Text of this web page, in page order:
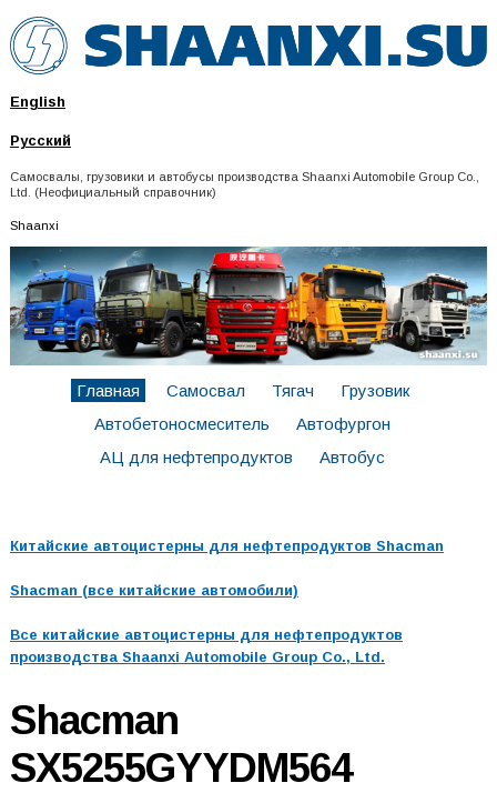
English
Русский
Самосвалы, грузовики и автобусы производства Shaanxi Automobile Group Co.,
Ltd. (Неофициальный справочник)
Shaanxi
Главная Самосвал Тягач
Грузовик
Автобетоносмеситель
Автофургон
АЦ для нефтепродуктов
Автобус
Китайские автоцистерны для нефтепродуктов Shacman
Shacman (все китайские автомобили)
Все китайские автоцистерны для нефтепродуктов
производства Shaanxi Automobile Group Co., Ltd.
Shacman
SX5255GYYDM564